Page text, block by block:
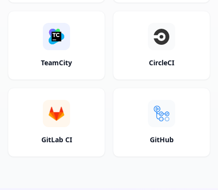
TeamCity CircleCI
GitLab CI GitHub